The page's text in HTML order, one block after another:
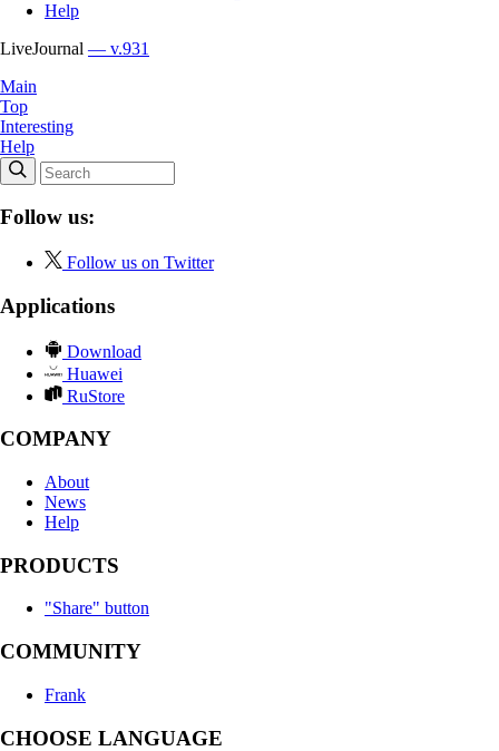
Help
LiveJournal — v.931
Main
Top
Interesting
Help
Follow us:
Follow us on Twitter
Applications
Download
Huawei
RuStore
COMPANY
About
News
Help
PRODUCTS
"Share" button
COMMUNITY
Frank
CHOOSE LANGUAGE